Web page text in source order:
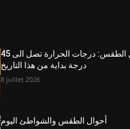
أحوال الطقس: درجات الحرارة تصل الى 45
درجة بداية من هذا التاريخ
8 juillet 2026
أحوال الطقس والشواطئ اليوم